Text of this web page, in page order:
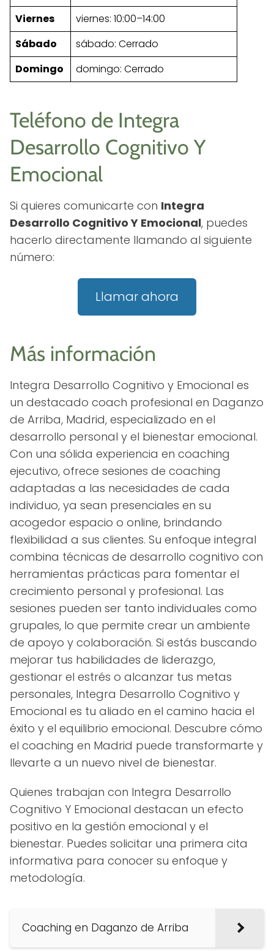
Viernes
viernes: 10:00–14:00
Sábado
sábado: Cerrado
Domingo
domingo: Cerrado
Teléfono de Integra
Desarrollo Cognitivo Y
Emocional
Si quieres comunicarte con Integra
Desarrollo Cognitivo Y Emocional, puedes
hacerlo directamente llamando al siguiente
número:
Llamar ahora
Más información
Integra Desarrollo Cognitivo y Emocional es
un destacado coach profesional en Daganzo
de Arriba, Madrid, especializado en el
desarrollo personal y el bienestar emocional.
Con una sólida experiencia en coaching
ejecutivo, ofrece sesiones de coaching
adaptadas a las necesidades de cada
individuo, ya sean presenciales en su
acogedor espacio o online, brindando
flexibilidad a sus clientes. Su enfoque integral
combina técnicas de desarrollo cognitivo con
herramientas prácticas para fomentar el
crecimiento personal y profesional. Las
sesiones pueden ser tanto individuales como
grupales, lo que permite crear un ambiente
de apoyo y colaboración. Si estás buscando
mejorar tus habilidades de liderazgo,
gestionar el estrés o alcanzar tus metas
personales, Integra Desarrollo Cognitivo y
Emocional es tu aliado en el camino hacia el
éxito y el equilibrio emocional. Descubre cómo
el coaching en Madrid puede transformarte y
llevarte a un nuevo nivel de bienestar.
Quienes trabajan con Integra Desarrollo
Cognitivo Y Emocional destacan un efecto
positivo en la gestión emocional y el
bienestar. Puedes solicitar una primera cita
informativa para conocer su enfoque y
metodología.
Coaching en Daganzo de Arriba